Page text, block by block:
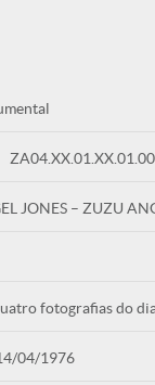
JONES – ZUZU
fotografias do
04/1976